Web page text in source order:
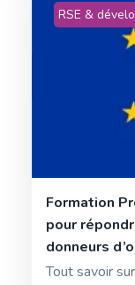
RSE &
Formation
pour
donneurs
Tout savoir